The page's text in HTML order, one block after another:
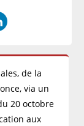
de la
via un
20 octobre
aux